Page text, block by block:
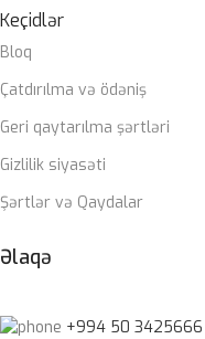
Keçidlər
Bloq
Çatdırılma və ödəniş
Geri qaytarılma şərtləri
Gizlilik siyasəti
Şərtlər və Qaydalar
Əlaqə
+994 50 3425666